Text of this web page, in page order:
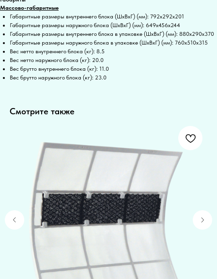
Массово-габаритные
Габаритные размеры внутреннего блока (ШxВxГ) (мм): 792x292x201
Габаритные размеры наружного блока (ШxВxГ) (мм): 649x456x244
Габаритные размеры внутреннего блока в упаковке (ШxВxГ) (мм): 880x290x370
Габаритные размеры наружного блока в упаковке (ШxВxГ) (мм): 760x510x315
Вес нетто внутреннего блока (кг): 8.5
Вес нетто наружного блока (кг): 20.0
Вес брутто внутреннего блока (кг): 11.0
Вес брутто наружного блока (кг): 23.0
Смотрите также